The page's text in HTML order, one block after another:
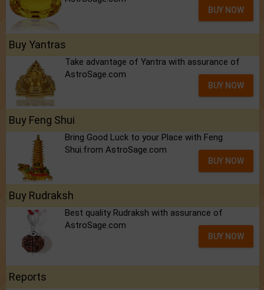
BUY NOW
Buy Yantras
Take advantage of Yantra with assurance of
AstroSage.com
BUY NOW
Buy Feng Shui
Bring Good Luck to your Place with Feng
Shui.from AstroSage.com
BUY NOW
Buy Rudraksh
Best quality Rudraksh with assurance of
AstroSage.com
BUY NOW
Reports